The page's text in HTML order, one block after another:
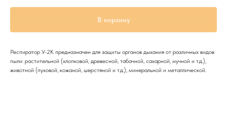
В корзину
Респиратор У-2К предназначен для защиты органов дыхания от различных видов
пыли: растительной (хлопковой, древесной, табачной, сахарной, мучной и т.д.),
животной (пуховой, кожаной, шерстяной и т.д.), минеральной и металлической.